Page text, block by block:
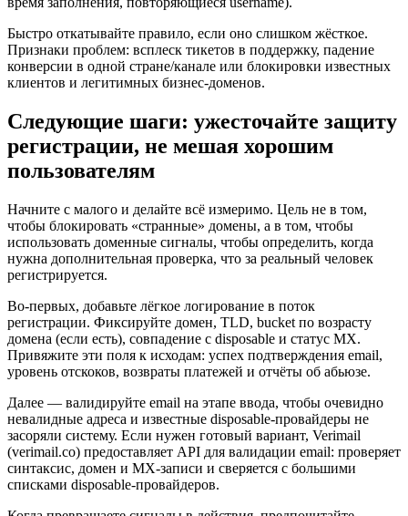
Быстро откатывайте правило, если оно слишком жёсткое.
Признаки проблем: всплеск тикетов в поддержку, падение
конверсии в одной стране/канале или блокировки известных
клиентов и легитимных бизнес-доменов.
Следующие шаги: ужесточайте защиту
регистрации, не мешая хорошим
пользователям
Начните с малого и делайте всё измеримо. Цель не в том,
чтобы блокировать «странные» домены, а в том, чтобы
использовать доменные сигналы, чтобы определить, когда
нужна дополнительная проверка, что за реальный человек
регистрируется.
Во‑первых, добавьте лёгкое логирование в поток
регистрации. Фиксируйте домен, TLD, bucket по возрасту
домена (если есть), совпадение с disposable и статус MX.
Привяжите эти поля к исходам: успех подтверждения email,
уровень отскоков, возвраты платежей и отчёты об абьюзе.
Далее — валидируйте email на этапе ввода, чтобы очевидно
невалидные адреса и известные disposable-провайдеры не
засоряли систему. Если нужен готовый вариант, Verimail
(verimail.co) предоставляет API для валидации email: проверяет
синтаксис, домен и MX‑записи и сверяется с большими
списками disposable‑провайдеров.